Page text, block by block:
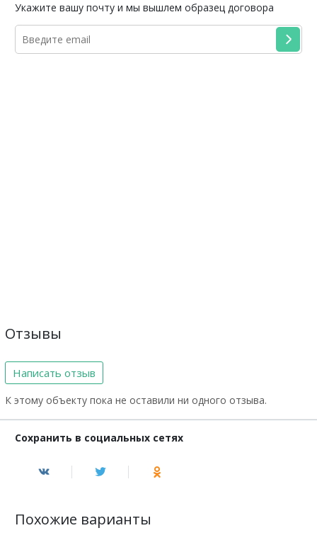
Укажите вашу почту и мы вышлем образец договора
Отзывы
Написать отзыв
К этому объекту пока не оставили ни одного отзыва.
Сохранить в социальных сетях
Похожие варианты